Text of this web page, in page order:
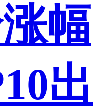
幅
出